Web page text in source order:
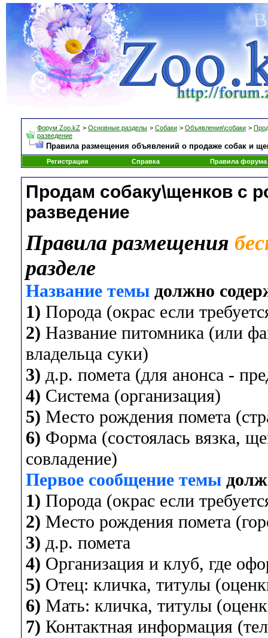
Форум Zoo.kZ > Основные разделы > Собаки > Объявления\собаки >
разведение
Правила размещения объявлений о продаже собак и
Регистрация Справка Правила форума
Продам собаку\щенков с
разведение
Правила размещения
разделе
Название темы должно
1) Порода (окрас если
2) Название питомника (или
владельца суки)
3) д.р. помета (для анонса -
4) Система (организация)
5) Место рождения помета
6) Форма (состоялась вязка,
совладение)
Первое сообщение темы
1) Порода (окрас если
2) Место рождения помета
3) д.р. помета
4) Организация и клуб, где
5) Отец: кличка, титулы
6) Мать: кличка, титулы
7) Контактная информация